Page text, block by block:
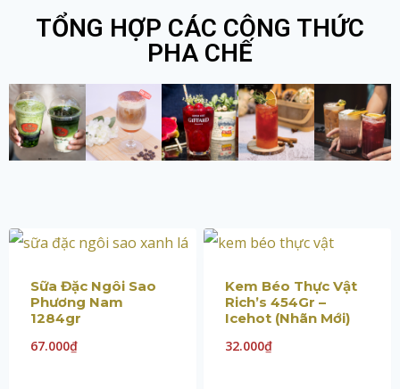
TỔNG HỢP CÁC CÔNG THỨC
PHA CHẾ
Sữa Đặc Ngôi Sao
Phương Nam
1284gr
67.000₫
Kem Béo Thực Vật
Rich’s 454Gr –
Icehot (Nhãn Mới)
32.000₫